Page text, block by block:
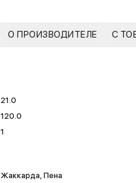
О ПРОИЗВОДИТЕЛЕ С
21.0
120.0
1
Жаккарда, Пена